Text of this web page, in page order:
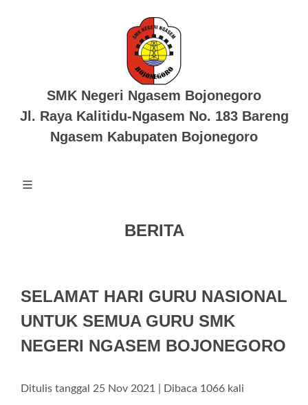
SMK Negeri Ngasem Bojonegoro
Jl. Raya Kalitidu-Ngasem No. 183 Bareng
Ngasem Kabupaten Bojonegoro
BERITA
SELAMAT HARI GURU NASIONAL
UNTUK SEMUA GURU SMK
NEGERI NGASEM BOJONEGORO
Ditulis tanggal 25 Nov 2021 | Dibaca 1066 kali